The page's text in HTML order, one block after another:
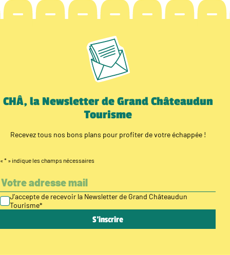
CHÂ, la Newsletter de Grand Châteaudun
Tourisme
Recevez tous nos bons plans pour profiter de votre échappée !
« * » indique les champs nécessaires
J’accepte de recevoir la Newsletter de Grand Châteaudun
Tourisme*